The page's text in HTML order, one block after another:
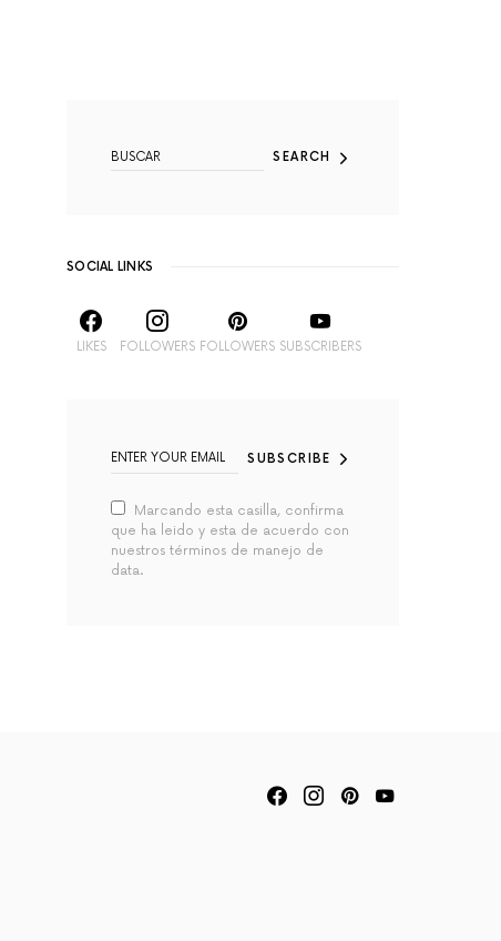
SEARCH
SOCIAL LINKS
LIKES FOLLOWERS FOLLOWERS SUBSCRIBERS
SUBSCRIBE
Marcando esta casilla, confirma
que ha leido y esta de acuerdo con
nuestros términos de manejo de
data.